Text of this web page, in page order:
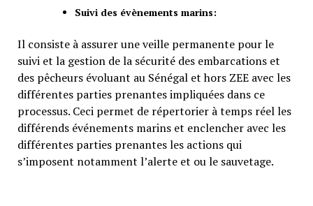
Suivi des évènements marins:
Il consiste à assurer une veille permanente pour le
suivi et la gestion de la sécurité des embarcations et
des pêcheurs évoluant au Sénégal et hors ZEE avec les
différentes parties prenantes impliquées dans ce
processus. Ceci permet de répertorier à temps réel les
différends événements marins et enclencher avec les
différentes parties prenantes les actions qui
s’imposent notamment l’alerte et ou le sauvetage.